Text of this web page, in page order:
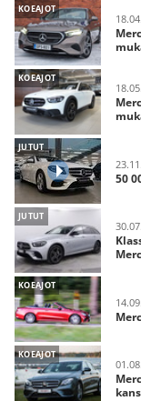
KOEAJOT
KOEAJOT
JUTUT
50
JUTUT
KOEAJOT
KOEAJOT